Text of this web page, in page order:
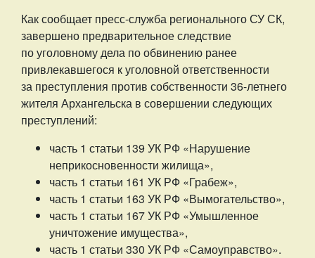
Как сообщает пресс-служба регионального СУ СК,
завершено предварительное следствие
по уголовному дела по обвинению ранее
привлекавшегося к уголовной ответственности
за преступления против собственности 36-летнего
жителя Архангельска в совершении следующих
преступлений:
часть 1 статьи 139 УК РФ «Нарушение
неприкосновенности жилища»,
часть 1 статьи 161 УК РФ «Грабеж»,
часть 1 статьи 163 УК РФ «Вымогательство»,
часть 1 статьи 167 УК РФ «Умышленное
уничтожение имущества»,
часть 1 статьи 330 УК РФ «Самоуправство».